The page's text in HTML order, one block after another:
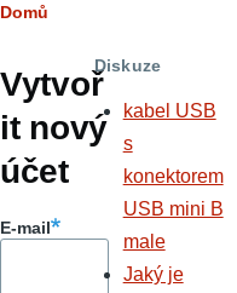
Hlavní
záložky
Drobečková
navigace
Domů
Vytvoř
it nový
účet
E-mail
Diskuze
kabel USB
s
konektorem
USB mini B
male
Jaký je